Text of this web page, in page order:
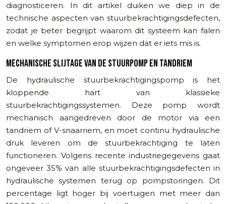
diagnosticeren. In dit artikel duiken we diep in de
technische aspecten van stuurbekrachtigingsdefecten,
zodat je beter begrijpt waarom dit systeem kan falen
en welke symptomen erop wijzen dat er iets mis is.
MECHANISCHE SLIJTAGE VAN DE STUURPOMP EN TANDRIEM
De hydraulische stuurbekrachtigingspomp is het
kloppende hart van klassieke
stuurbekrachtigingssystemen. Deze pomp wordt
mechanisch aangedreven door de motor via een
tandriem of V-snaarriem, en moet continu hydraulische
druk leveren om de stuurbekrachtiging te laten
functioneren. Volgens recente industriegegevens gaat
ongeveer 35% van alle stuurbekrachtigingsdefecten in
hydraulische systemen terug op pompstoringen. Dit
percentage ligt hoger bij voertuigen met meer dan